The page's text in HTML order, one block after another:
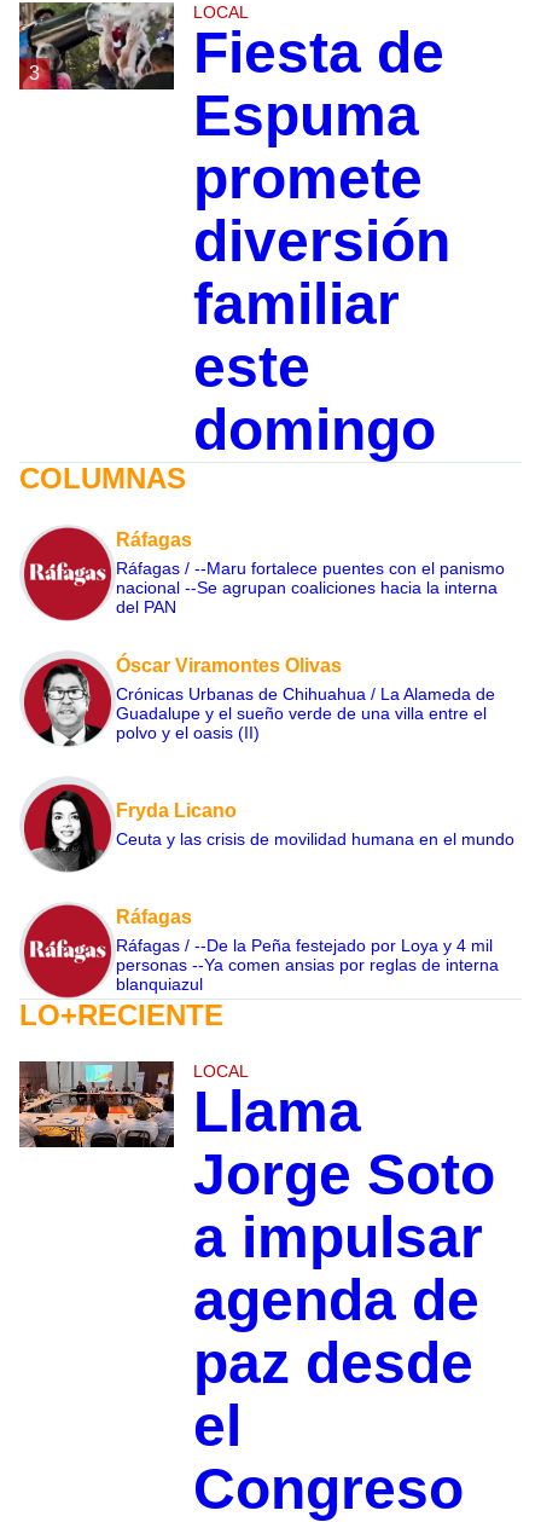
3
LOCAL
Fiesta de
Espuma
promete
diversión
familiar
este
domingo
COLUMNAS
Ráfagas
Ráfagas / --Maru fortalece puentes con el panismo
nacional --Se agrupan coaliciones hacia la interna
del PAN
Óscar Viramontes Olivas
Crónicas Urbanas de Chihuahua / La Alameda de
Guadalupe y el sueño verde de una villa entre el
polvo y el oasis (II)
Fryda Licano
Ceuta y las crisis de movilidad humana en el mundo
Ráfagas
Ráfagas / --De la Peña festejado por Loya y 4 mil
personas --Ya comen ansias por reglas de interna
blanquiazul
LO+RECIENTE
LOCAL
Llama
Jorge Soto
a impulsar
agenda de
paz desde
el
Congreso